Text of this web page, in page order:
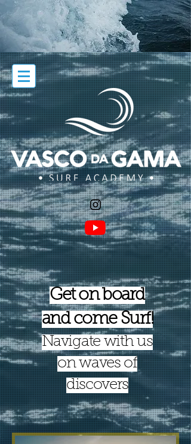
Get on board
and come Surf!
Navigate with us
on waves of
discovers